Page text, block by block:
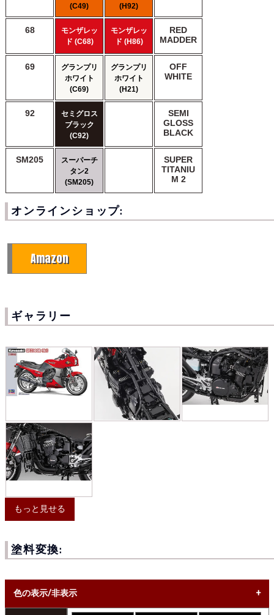
(C49)
(H92)
68
モンザレッ
ド (C68)
モンザレッ
ド (H86)
RED
MADDER
69
グランプリ
ホワイト
(C69)
グランプリ
ホワイト
(H21)
OFF
WHITE
92
セミグロス
ブラック
(C92)
SEMI
GLOSS
BLACK
SM205
スーパーチ
タン2
(SM205)
SUPER
TITANIU
M 2
オンラインショップ:
Amazon
ギャラリー
もっと見せる
塗料変換:
色の表示/非表示